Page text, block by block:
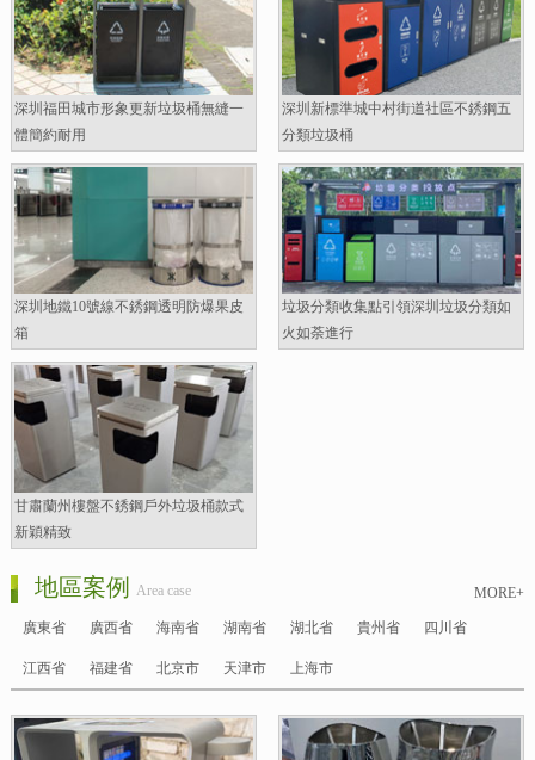
深圳福田城市形象更新垃圾桶無縫一
體簡約耐用
深圳新標準城中村街道社區不銹鋼五
分類垃圾桶
深圳地鐵10號線不銹鋼透明防爆果皮
箱
垃圾分類收集點引領深圳垃圾分類如
火如荼進行
甘肅蘭州樓盤不銹鋼戶外垃圾桶款式
新穎精致
MORE+
地區案例 Area case
廣東省 廣西省 海南省 湖南省 湖北省 貴州省 四川省
江西省 福建省 北京市 天津市 上海市